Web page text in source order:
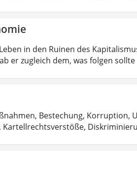
in den Ruinen des
er zugleich dem, was folgen sollte
Bestechung, Korruption,